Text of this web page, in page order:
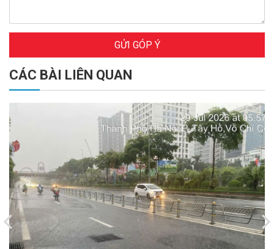
GỬI GÓP Ý
CÁC BÀI LIÊN QUAN